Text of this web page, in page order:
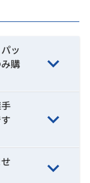
ッ
購